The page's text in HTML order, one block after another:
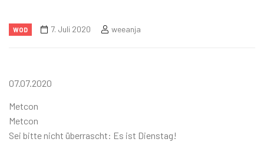
WOD 7. Juli 2020 weeanja
07.07.2020
Metcon
Metcon
Sei bitte nicht überrascht: Es ist Dienstag!